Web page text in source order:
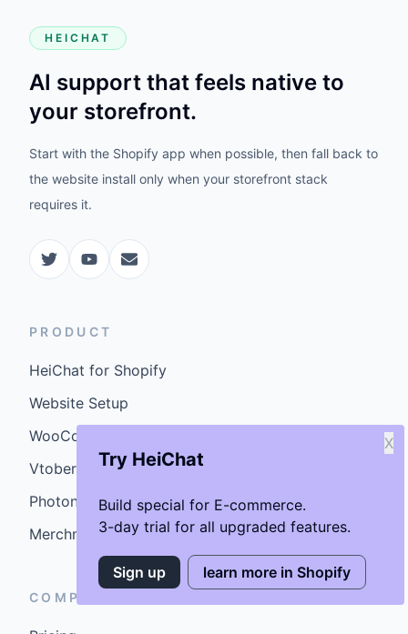
Try HeiChat
Build special for E-commerce.
3-day trial for all upgraded features.
X
Sign up learn more in Shopify
HEICHAT
AI support that feels native to
your storefront.
Start with the Shopify app when possible, then fall back to
the website install only when your storefront stack
requires it.
PRODUCT
HeiChat for Shopify
Website Setup
WooCommerce Plugin
Vtober
Photoniex
MerchmindAI
COMPANY